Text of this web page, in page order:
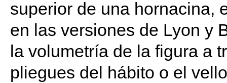
superior de una hornacina,
en las versiones de Lyon y
la volumetría de la figura a
pliegues del hábito o el